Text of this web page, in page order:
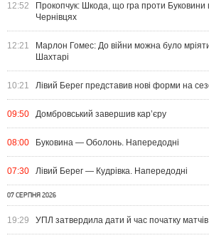
12:52
Прокопчук: Шкода, що гра проти Буковини
Чернівцях
12:21
Марлон Гомес: До війни можна було
Шахтарі
10:21 Лівий Берег представив нові форми на
09:50 Домбровський завершив кар’єру
08:00 Буковина — Оболонь. Напередодні
07:30 Лівий Берег — Кудрівка. Напередодні
07 СЕРПНЯ 2026
19:29 УПЛ затвердила дати й час початку